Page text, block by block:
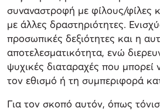
συναναστροφή με φίλους/φίλες
με άλλες δραστηριότητες.
προσωπικές δεξιότητες και η
αποτελεσματικότητα, ενώ
ψυχικές διαταραχές που
τον εθισμό ή τη συμπεριφορά
Για τον σκοπό αυτόν, όπως